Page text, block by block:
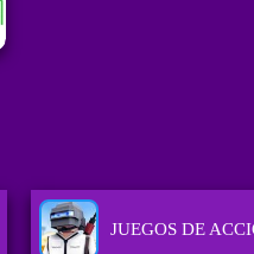
JUEGOS DE